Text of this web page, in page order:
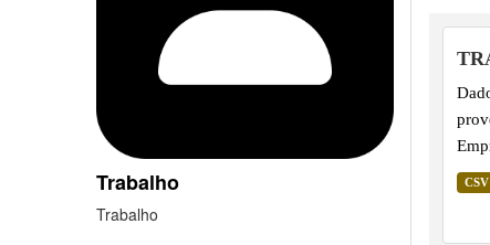
Trabalho
Trabalho
CSV